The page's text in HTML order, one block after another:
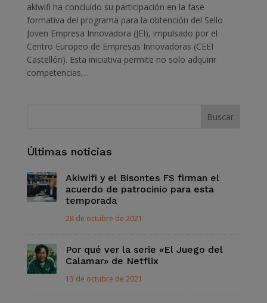
akiwifi ha concluido su participación en la fase
formativa del programa para la obtención del Sello
Joven Empresa Innovadora (JEI), impulsado por el
Centro Europeo de Empresas Innovadoras (CEEI
Castellón). Esta iniciativa permite no solo adquirir
competencias,...
Últimas noticias
Akiwifi y el Bisontes FS firman el
acuerdo de patrocinio para esta
temporada
28 de octubre de 2021
Por qué ver la serie «El Juego del
Calamar» de Netflix
13 de octubre de 2021